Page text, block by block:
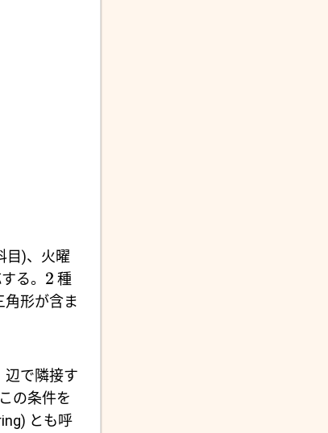
目)、火曜
る。 2 種
角形が含ま
で隣接す
の条件を
とも呼